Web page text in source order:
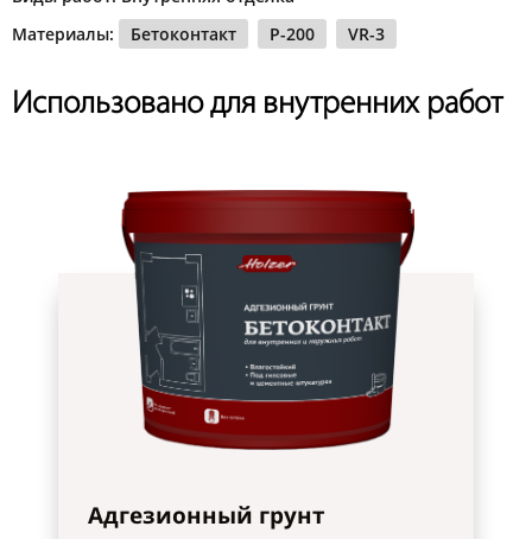
Материалы:
Бетоконтакт P-200 VR-3
Использовано для внутренних работ
Адгезионный грунт